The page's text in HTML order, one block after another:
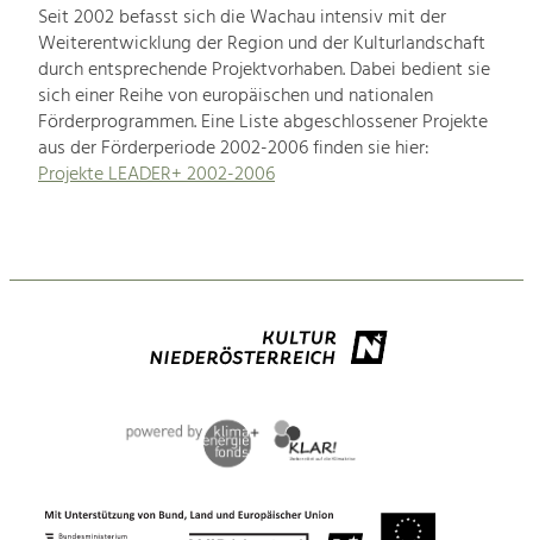
Seit 2002 befasst sich die Wachau intensiv mit der
Weiterentwicklung der Region und der Kulturlandschaft
durch entsprechende Projektvorhaben. Dabei bedient sie
sich einer Reihe von europäischen und nationalen
Förderprogrammen. Eine Liste abgeschlossener Projekte
aus der Förderperiode 2002-2006 finden sie hier:
Projekte LEADER+ 2002-2006